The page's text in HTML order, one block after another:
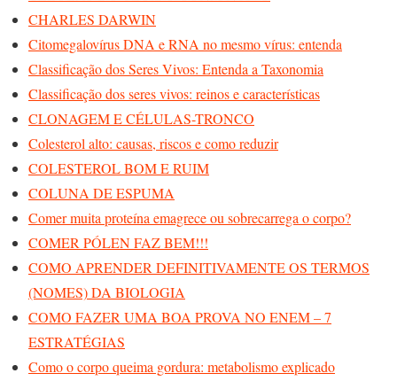
CHARLES DARWIN
Citomegalovírus DNA e RNA no mesmo vírus: entenda
Classificação dos Seres Vivos: Entenda a Taxonomia
Classificação dos seres vivos: reinos e características
CLONAGEM E CÉLULAS-TRONCO
Colesterol alto: causas, riscos e como reduzir
COLESTEROL BOM E RUIM
COLUNA DE ESPUMA
Comer muita proteína emagrece ou sobrecarrega o corpo?
COMER PÓLEN FAZ BEM!!!
COMO APRENDER DEFINITIVAMENTE OS TERMOS
(NOMES) DA BIOLOGIA
COMO FAZER UMA BOA PROVA NO ENEM – 7
ESTRATÉGIAS
Como o corpo queima gordura: metabolismo explicado